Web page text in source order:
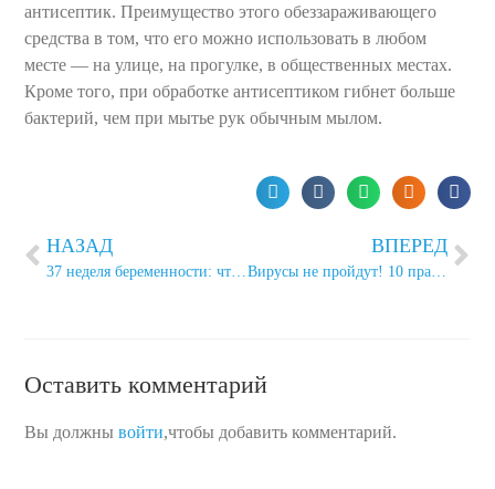
антисептик. Преимущество этого обеззараживающего
средства в том, что его можно использовать в любом
месте — на улице, на прогулке, в общественных местах.
Кроме того, при обработке антисептиком гибнет больше
бактерий, чем при мытье рук обычным мылом.
НАЗАД ВПЕРЕД
Вирусы не пройдут! 10 правил безопасности
Оставить комментарий
Вы должнывойти,чтобы добавить комментарий.